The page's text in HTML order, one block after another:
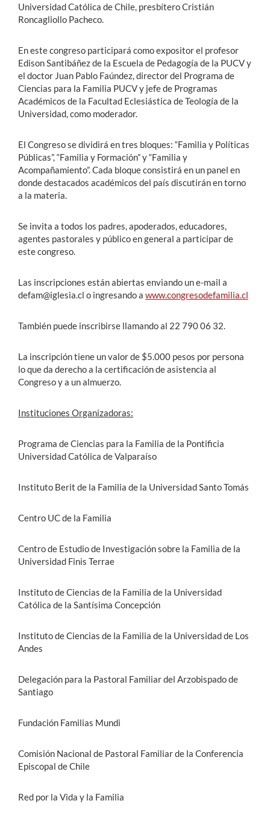
Universidad Católica de Chile, presbítero Cristián
Roncagliollo Pacheco.
En este congreso participará como expositor el profesor
Edison Santibáñez de la Escuela de Pedagogía de la PUCV y
el doctor Juan Pablo Faúndez, director del Programa de
Ciencias para la Familia PUCV y jefe de Programas
Académicos de la Facultad Eclesiástica de Teología de la
Universidad, como moderador.
El Congreso se dividirá en tres bloques: “Familia y Políticas
Públicas”, “Familia y Formación” y “Familia y
Acompañamiento”. Cada bloque consistirá en un panel en
donde destacados académicos del país discutirán en torno
a la materia.
Se invita a todos los padres, apoderados, educadores,
agentes pastorales y público en general a participar de
este congreso.
Las inscripciones están abiertas enviando un e-mail a
defam@iglesia.cl o ingresando a www.congresodefamilia.cl
También puede inscribirse llamando al 22 790 06 32.
La inscripción tiene un valor de $5.000 pesos por persona
lo que da derecho a la certificación de asistencia al
Congreso y a un almuerzo.
Instituciones Organizadoras:
Programa de Ciencias para la Familia de la Pontificia
Universidad Católica de Valparaíso
Instituto Berit de la Familia de la Universidad Santo Tomás
Centro UC de la Familia
Centro de Estudio de Investigación sobre la Familia de la
Universidad Finis Terrae
Instituto de Ciencias de la Familia de la Universidad
Católica de la Santísima Concepción
Instituto de Ciencias de la Familia de la Universidad de Los
Andes
Delegación para la Pastoral Familiar del Arzobispado de
Santiago
Fundación Familias Mundi
Comisión Nacional de Pastoral Familiar de la Conferencia
Episcopal de Chile
Red por la Vida y la Familia